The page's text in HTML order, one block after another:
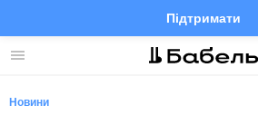
Меню
Підтримати
FacebookTelegram
Новини